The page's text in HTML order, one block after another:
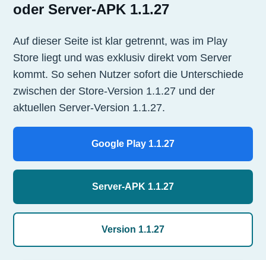
oder Server-APK 1.1.27
Auf dieser Seite ist klar getrennt, was im Play
Store liegt und was exklusiv direkt vom Server
kommt. So sehen Nutzer sofort die Unterschiede
zwischen der Store-Version 1.1.27 und der
aktuellen Server-Version 1.1.27.
Google Play 1.1.27
Server-APK 1.1.27
Version 1.1.27